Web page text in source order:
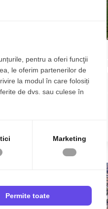
vânzare – ieșirea din
Mare spre Autostradă
1.300.000€
pentru a oferi funcţii
le oferim partenerilor de
la modul în care folosiți
de dvs. sau culese în
Marketing
Permite toate